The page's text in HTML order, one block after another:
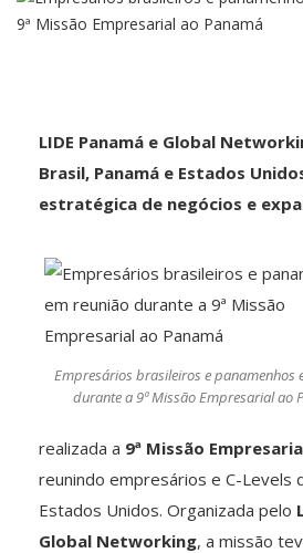
LIDE Panamá e Global
Brasil, Panamá e Estados
estratégica de negócios e
Empresários brasileiros e panamenhos
durante a 9ª Missão Empresarial ao
realizada a 9ª Missão
reunindo empresários e C-Levels
Estados Unidos. Organizada pelo
Global Networking, a missão